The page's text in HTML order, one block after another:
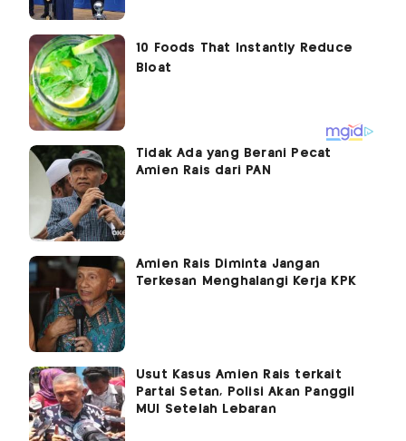
Tidak Ada yang Berani Pecat
Amien Rais dari PAN
Amien Rais Diminta Jangan
Terkesan Menghalangi Kerja KPK
Usut Kasus Amien Rais terkait
Partai Setan, Polisi Akan Panggil
MUI Setelah Lebaran